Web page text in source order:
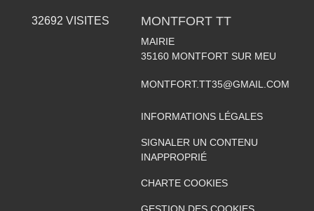
32692 VISITES MONTFORT TT
MAIRIE
35160 MONTFORT SUR MEU
MONTFORT.TT35@GMAIL.COM
INFORMATIONS LÉGALES
SIGNALER UN CONTENU
INAPPROPRIÉ
CHARTE COOKIES